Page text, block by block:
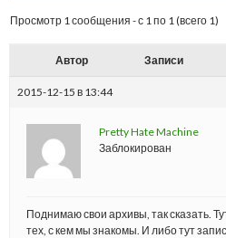
Просмотр 1 сообщения - с 1 по 1 (всего 1)
Автор Записи
2015-12-15 в 13:44
Pretty Hate Machine
Заблокирован
Поднимаю свои архивы, так сказать.
тех, с кем мы знакомы. И либо тут